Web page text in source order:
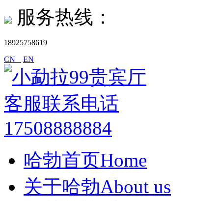
服务热线：
18925758619
CN
EN
哈勃首页Home
关于哈勃About us